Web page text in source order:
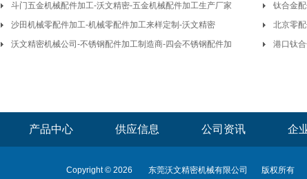
斗门五金机械配件加工-沃文精密-五金机械配件加工生产厂家
钛合金
机械
沙田机械零配件加工-机械零配件加工来样定制-沃文精密
北京零
沃文精密机械公司-不锈钢配件加工制造商-四会不锈钢配件加
港口钛
产品中心 供应信息 公司资讯 企
Copyright © 2026 东莞沃文精密机械有限公司 版权所有